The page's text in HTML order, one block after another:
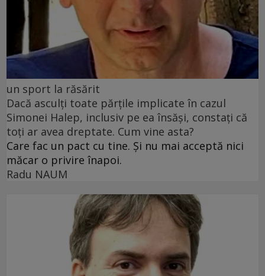
un sport la răsărit
Dacă asculți toate părțile implicate în cazul
Simonei Halep, inclusiv pe ea însăși, constați că
toți ar avea dreptate. Cum vine asta?
Care fac un pact cu tine. Și nu mai acceptă nici
măcar o privire înapoi.
Radu NAUM